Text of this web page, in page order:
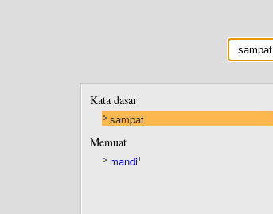
Kata dasar
sampat
Memuat
mandi1